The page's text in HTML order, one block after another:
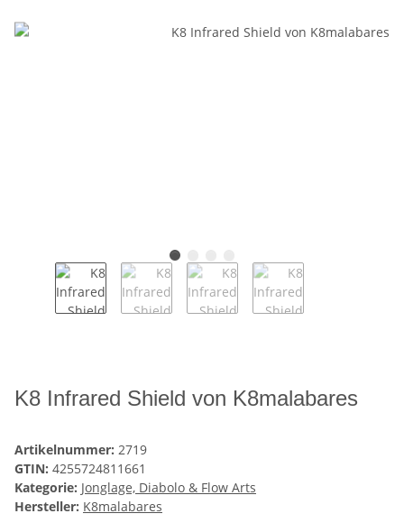
K8 Infrared Shield von K8malabares
Artikelnummer: 2719
GTIN: 4255724811661
Kategorie: Jonglage, Diabolo & Flow Arts
Hersteller: K8malabares